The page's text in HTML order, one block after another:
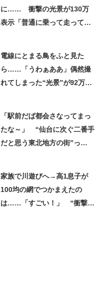
に…… 衝撃の光景が130万
表示「普通に乗って走ってた
電線にとまる鳥をふと見た
ら……「うわぁああ」偶然撮
れてしまった“光景”が92万再
「駅前だば都会さなってまっ
たな～」 “仙台に次ぐ二番手
だと思う東北地方の街”っ
家族で川遊びへ→高1息子が
100均の網でつかまえたの
は……「すごい！」 “衝撃の